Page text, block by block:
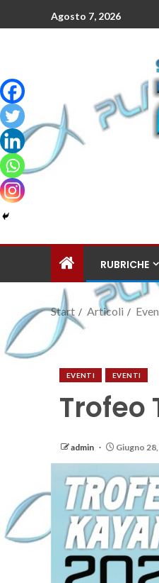
Agosto 7, 2026
RUBRICHE
Start Articoli
EVENTI EVENTI
Trofeo
admin Giugno